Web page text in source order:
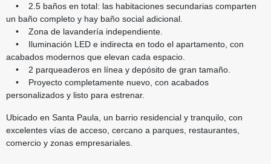
• 2.5 baños en total: las habitaciones secundarias comparten
un baño completo y hay baño social adicional.
• Zona de lavandería independiente.
• Iluminación LED e indirecta en todo el apartamento, con
acabados modernos que elevan cada espacio.
• 2 parqueaderos en línea y depósito de gran tamaño.
• Proyecto completamente nuevo, con acabados
personalizados y listo para estrenar.
Ubicado en Santa Paula, un barrio residencial y tranquilo, con
excelentes vías de acceso, cercano a parques, restaurantes,
comercio y zonas empresariales.